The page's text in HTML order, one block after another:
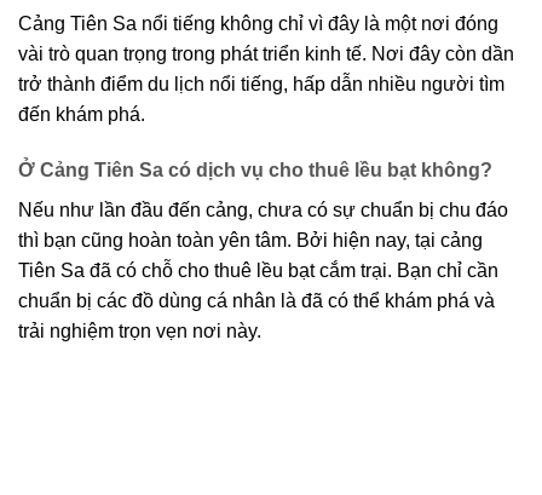
Cảng Tiên Sa nổi tiếng không chỉ vì đây là một nơi đóng
vài trò quan trọng trong phát triển kinh tế. Nơi đây còn dần
trở thành điểm du lịch nổi tiếng, hấp dẫn nhiều người tìm
đến khám phá.
Ở Cảng Tiên Sa có dịch vụ cho thuê lều bạt không?
Nếu như lần đầu đến cảng, chưa có sự chuẩn bị chu đáo
thì bạn cũng hoàn toàn yên tâm. Bởi hiện nay, tại cảng
Tiên Sa đã có chỗ cho thuê lều bạt cắm trại. Bạn chỉ cần
chuẩn bị các đồ dùng cá nhân là đã có thể khám phá và
trải nghiệm trọn vẹn nơi này.